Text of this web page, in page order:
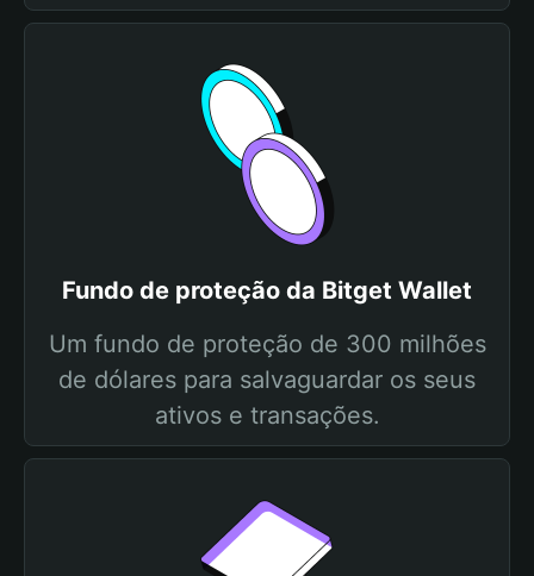
Fundo de proteção da Bitget Wallet
Um fundo de proteção de 300 milhões
de dólares para salvaguardar os seus
ativos e transações.